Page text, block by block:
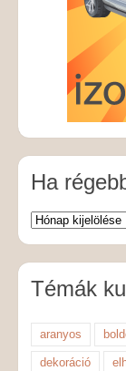
Ha
Témák
aranyos
dekoráció